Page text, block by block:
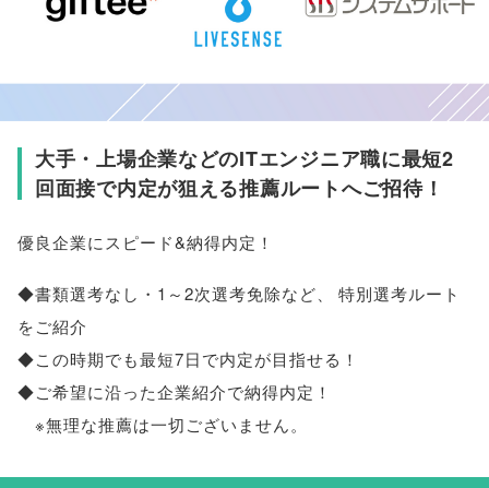
大手・上場企業などのITエンジニア職に最短2
回面接で内定が狙える推薦ルートへご招待！
優良企業にスピード&納得内定！
◆書類選考なし・1～2次選考免除など、
特別選考ルート
をご紹介
◆この時期でも最短7日で内定が目指せる！
◆ご希望に沿った企業紹介で納得内定！
※無理な推薦は一切ございません。